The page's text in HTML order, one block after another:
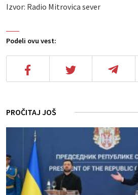
Podeli ovu vest:
Izvor: Radio Mitrovica sever
PROČITAJ JOŠ